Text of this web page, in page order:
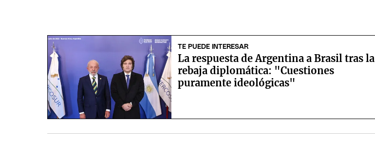
TE PUEDE INTERESAR
La respuesta de Argentina a Brasil tras la
rebaja diplomática: "Cuestiones
puramente ideológicas"